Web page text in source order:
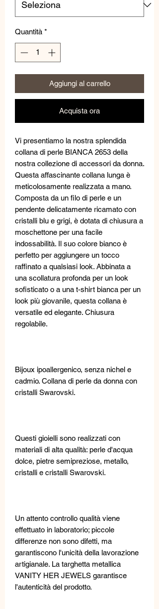
Quantità *
Aggiungi al carrello
Acquista ora
Vi presentiamo la nostra splendida
collana di perle BIANCA 2653 della
nostra collezione di accessori da donna.
Questa affascinante collana lunga è
meticolosamente realizzata a mano.
Composta da un filo di perle e un
pendente delicatamente ricamato con
cristalli blu e grigi, è dotata di chiusura a
moschettone per una facile
indossabilità. Il suo colore bianco è
perfetto per aggiungere un tocco
raffinato a qualsiasi look. Abbinata a
una scollatura profonda per un look
sofisticato o a una t-shirt bianca per un
look più giovanile, questa collana è
versatile ed elegante. Chiusura
regolabile.
Bijoux ipoallergenico, senza nichel e
cadmio. Collana di perle da donna con
cristalli Swarovski.
Questi gioielli sono realizzati con
materiali di alta qualità: perle d'acqua
dolce, pietre semipreziose, metallo,
cristalli e cristalli Swarovski.
Un attento controllo qualità viene
effettuato in laboratorio; piccole
differenze non sono difetti, ma
garantiscono l'unicità della lavorazione
artigianale. La targhetta metallica
VANITY HER JEWELS garantisce
l'autenticità del prodotto.